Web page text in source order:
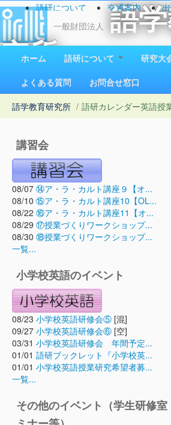
一般財団法人
語
究所
1923（大正12）年創立
語研について 交通案内
お問い合わせ
ホーム 語研について
研究大
よくある質問
お問合せ窓口
語学教育研究所 / 語研カレンダー英語授
講習会
08/07 ⑭ア・ラ・カルト講座９【オ...
08/10 ⑮ア・ラ・カルト講座10【OL...
08/22 ⑯ア・ラ・カルト講座11【オ...
08/29 ⑰授業づくりワークショップ...
08/30 ⑱授業づくりワークショップ...
一覧...
小学校英語のイベント
08/23 小学校英語研修会⑤ [混]
09/27 小学校英語研修会⑥ [空]
03/31 小学校英語研修会 年間予定...
01/01 語研ブックレット『小学校英...
01/01 小学校英語授業研究希望者募...
一覧...
その他のイベント（学生研修